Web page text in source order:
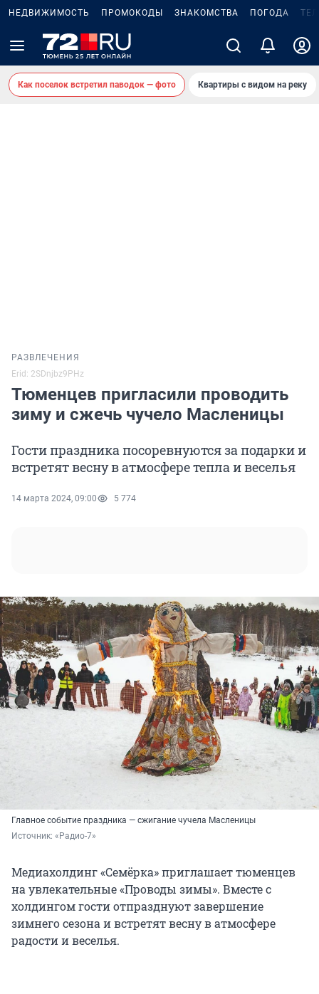
НЕДВИЖИМОСТЬ ПРОМОКОДЫ ЗНАКОМСТВА ПОГОДА
Как поселок встретил паводок — фото Квартиры с видом на реку
РАЗВЛЕЧЕНИЯ
Erid: 2SDnjbz9PHz
Тюменцев пригласили проводить
зиму и сжечь чучело Масленицы
Гости праздника посоревнуются за подарки и
встретят весну в атмосфере тепла и веселья
14 марта 2024, 09:00 5 774
Главное событие праздника — сжигание чучела Масленицы
Источник: «Радио-7»
Медиахолдинг «Семёрка» приглашает тюменцев
на увлекательные «Проводы зимы». Вместе с
холдингом гости отпразднуют завершение
зимнего сезона и встретят весну в атмосфере
радости и веселья.